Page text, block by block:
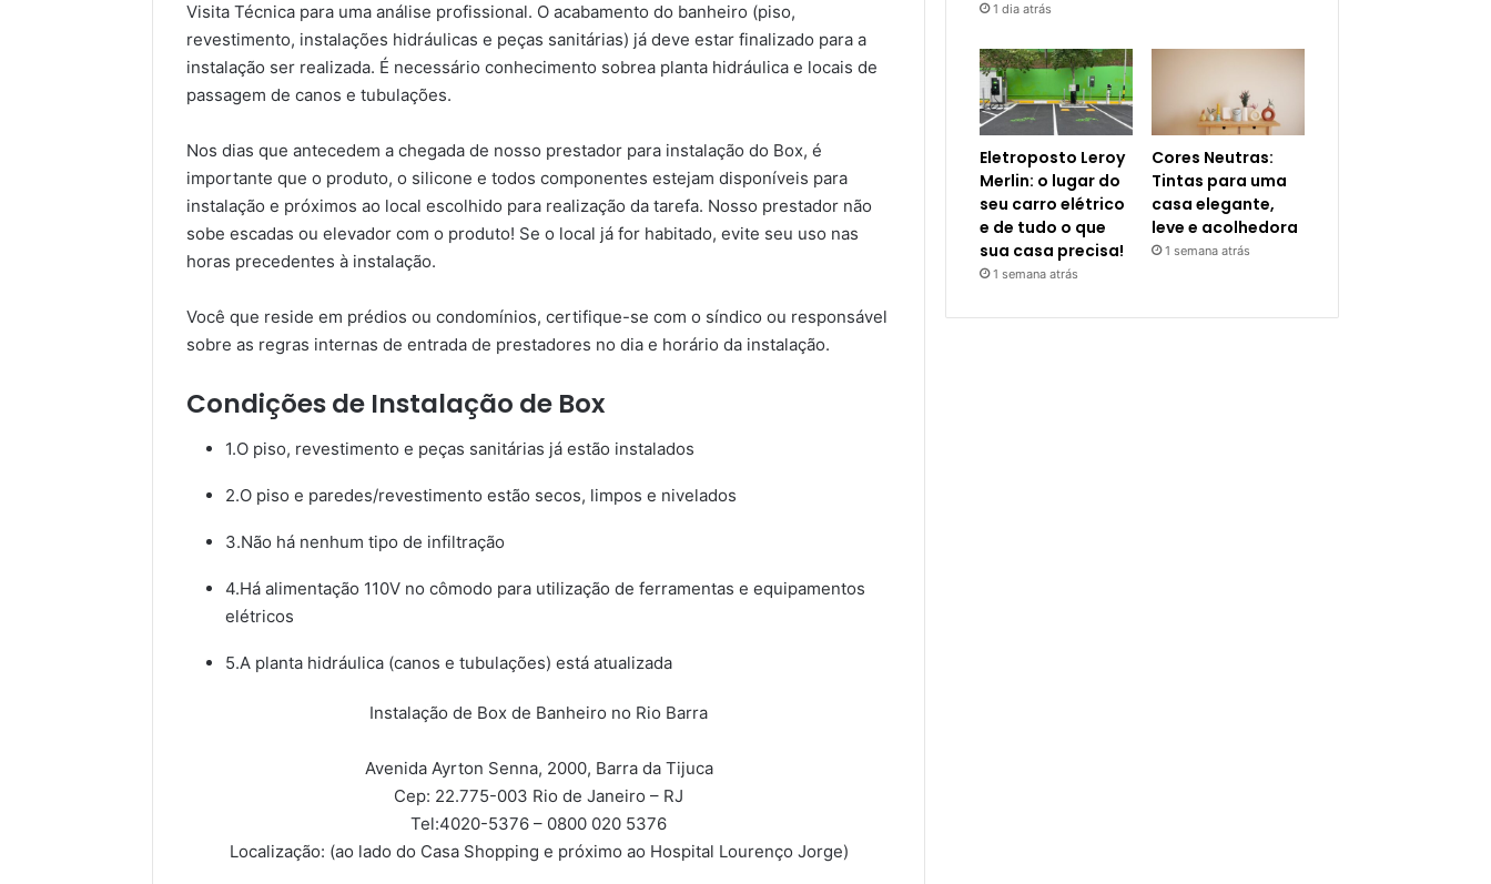
Visita Técnica para uma análise profissional. O acabamento do banheiro (piso,
revestimento, instalações hidráulicas e peças sanitárias) já deve estar finalizado para a
instalação ser realizada. É necessário conhecimento sobrea planta hidráulica e locais de
passagem de canos e tubulações.
Nos dias que antecedem a chegada de nosso prestador para instalação do Box, é
importante que o produto, o silicone e todos componentes estejam disponíveis para
instalação e próximos ao local escolhido para realização da tarefa. Nosso prestador não
sobe escadas ou elevador com o produto! Se o local já for habitado, evite seu uso nas
horas precedentes à instalação.
Você que reside em prédios ou condomínios, certifique-se com o síndico ou responsável
sobre as regras internas de entrada de prestadores no dia e horário da instalação.
Condições de Instalação de Box
1.O piso, revestimento e peças sanitárias já estão instalados
2.O piso e paredes/revestimento estão secos, limpos e nivelados
3.Não há nenhum tipo de infiltração
4.Há alimentação 110V no cômodo para utilização de ferramentas e equipamentos
elétricos
5.A planta hidráulica (canos e tubulações) está atualizada
Instalação de Box de Banheiro no Rio Barra
Avenida Ayrton Senna, 2000, Barra da Tijuca
Cep: 22.775-003 Rio de Janeiro – RJ
Tel:4020-5376 – 0800 020 5376
Localização: (ao lado do Casa Shopping e próximo ao Hospital Lourenço Jorge)
1 dia atrás
Eletroposto Leroy
Merlin: o lugar do
seu carro elétrico
e de tudo o que
sua casa precisa!
1 semana atrás
Cores Neutras:
Tintas para uma
casa elegante,
leve e acolhedora
1 semana atrás